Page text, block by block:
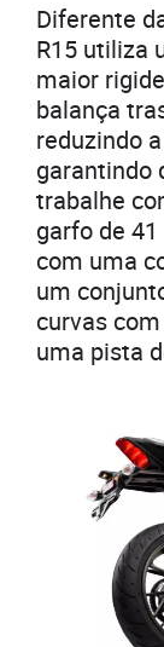
Diferente
R15 utiliza
maior
balança
reduzindo
garantindo
trabalhe
garfo de
com uma
um
curvas
uma pista